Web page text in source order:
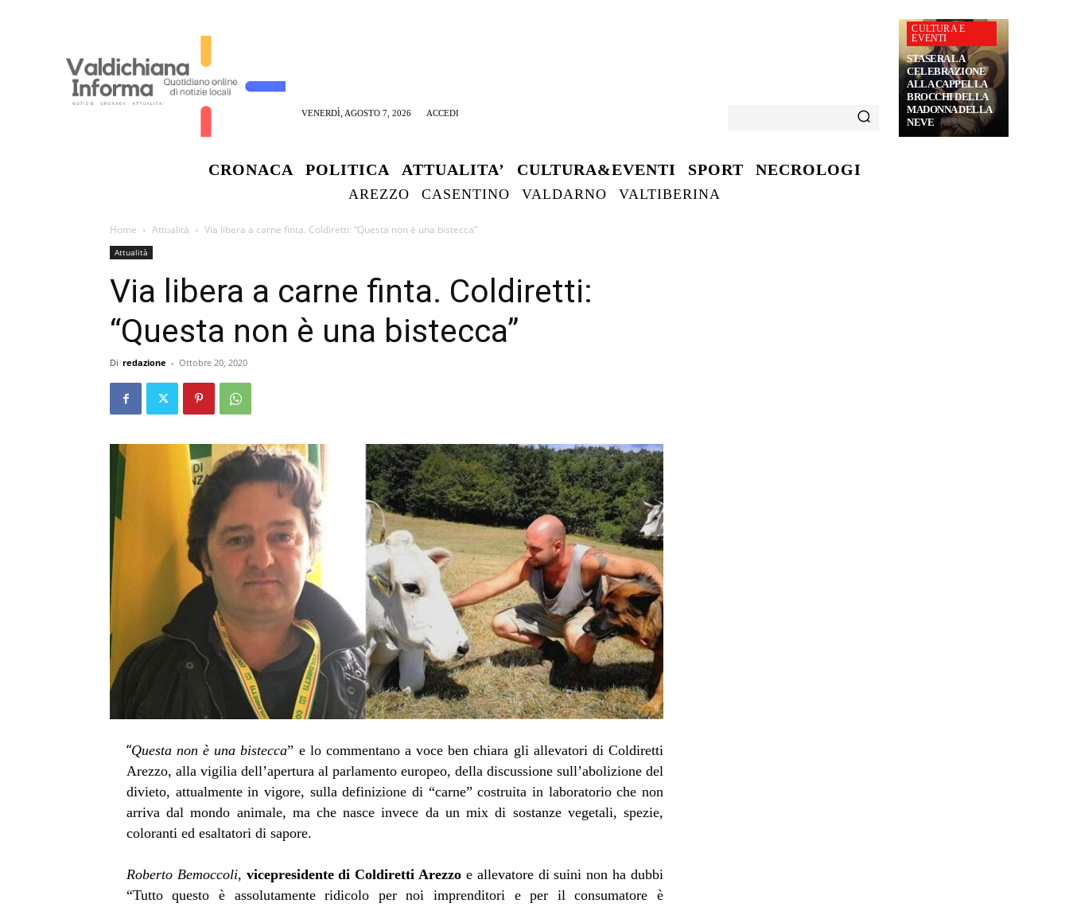
VENERDÌ, AGOSTO 7, 2026 ACCEDI
CULTURA E
EVENTI
STASERA LA
CELEBRAZIONE
ALLA CAPPELLA
BROCCHI DELLA
MADONNA DELLA
NEVE
CRONACA POLITICA ATTUALITA’ CULTURA&EVENTI SPORT NECROLOGI
AREZZO CASENTINO VALDARNO VALTIBERINA
Home Attualità Via libera a carne finta. Coldiretti: “Questa non è una bistecca”
Attualità
Via libera a carne finta. Coldiretti:
“Questa non è una bistecca”
Di redazione - Ottobre 20, 2020
“Questa non è una bistecca” e lo commentano a voce ben chiara gli allevatori di Coldiretti
Arezzo, alla vigilia dell’apertura al parlamento europeo, della discussione sull’abolizione del
divieto, attualmente in vigore, sulla definizione di “carne” costruita in laboratorio che non
arriva dal mondo animale, ma che nasce invece da un mix di sostanze vegetali, spezie,
coloranti ed esaltatori di sapore.
Roberto Bemoccoli, vicepresidente di Coldiretti Arezzo e allevatore di suini non ha dubbi
“Tutto questo è assolutamente ridicolo per noi imprenditori e per il consumatore è